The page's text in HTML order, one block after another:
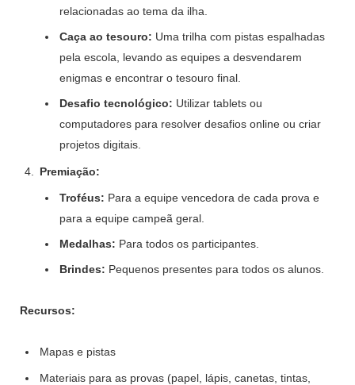
relacionadas ao tema da ilha.
Caça ao tesouro: Uma trilha com pistas espalhadas
pela escola, levando as equipes a desvendarem
enigmas e encontrar o tesouro final.
Desafio tecnológico: Utilizar tablets ou
computadores para resolver desafios online ou criar
projetos digitais.
Premiação:
Troféus: Para a equipe vencedora de cada prova e
para a equipe campeã geral.
Medalhas: Para todos os participantes.
Brindes: Pequenos presentes para todos os alunos.
Recursos:
Mapas e pistas
Materiais para as provas (papel, lápis, canetas, tintas,